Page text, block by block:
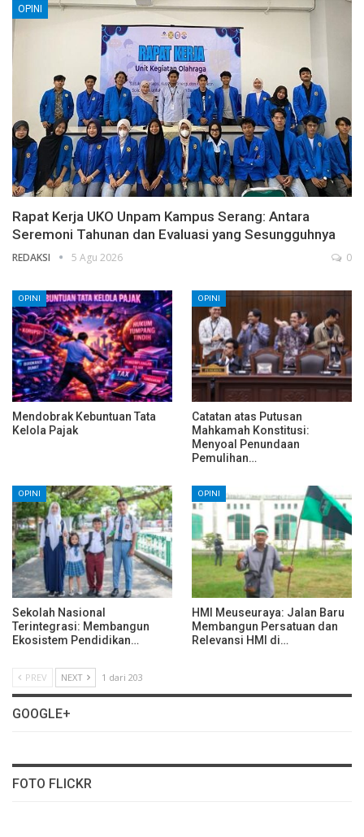
OPINI
Rapat Kerja UKO Unpam Kampus Serang: Antara
Seremoni Tahunan dan Evaluasi yang Sesungguhnya
REDAKSI 5 Agu 2026 0
OPINI
Mendobrak Kebuntuan Tata
Kelola Pajak
OPINI
Catatan atas Putusan
Mahkamah Konstitusi:
Menyoal Penundaan
Pemulihan…
OPINI
Sekolah Nasional
Terintegrasi: Membangun
Ekosistem Pendidikan…
OPINI
HMI Meuseuraya: Jalan Baru
Membangun Persatuan dan
Relevansi HMI di…
PREV NEXT 1 dari 203
GOOGLE+
FOTO FLICKR